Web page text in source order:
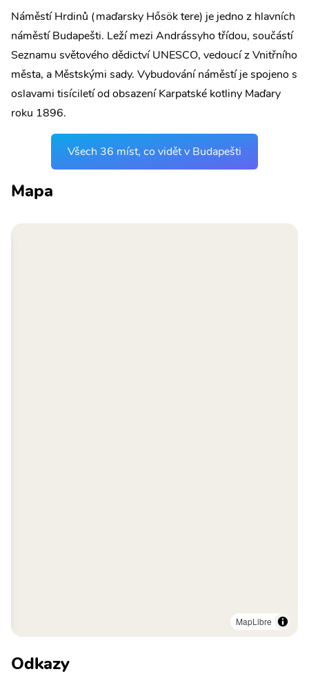
Náměstí Hrdinů (maďarsky Hősök tere) je jedno z hlavních
náměstí Budapešti. Leží mezi Andrássyho třídou, součástí
Seznamu světového dědictví UNESCO, vedoucí z Vnitřního
města, a Městskými sady. Vybudování náměstí je spojeno s
oslavami tisíciletí od obsazení Karpatské kotliny Maďary
roku 1896.
Všech 36 míst, co vidět v Budapešti
Mapa
MapLibre
Odkazy